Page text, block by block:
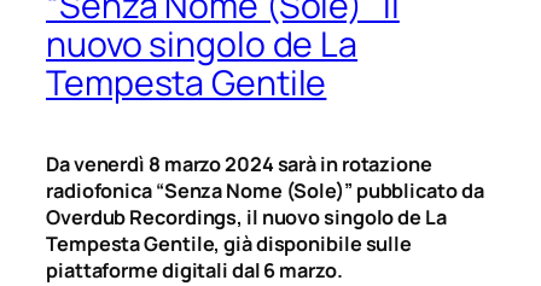
nuovo singolo de La
Tempesta Gentile
Da venerdì 8 marzo 2024 sarà in rotazione
radiofonica “Senza Nome (Sole)” pubblicato da
Overdub Recordings, il nuovo singolo de La
Tempesta Gentile, già disponibile sulle
piattaforme digitali dal 6 marzo.